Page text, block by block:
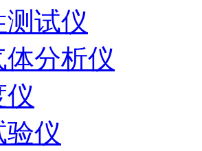
测试仪
分析仪
仪
仪